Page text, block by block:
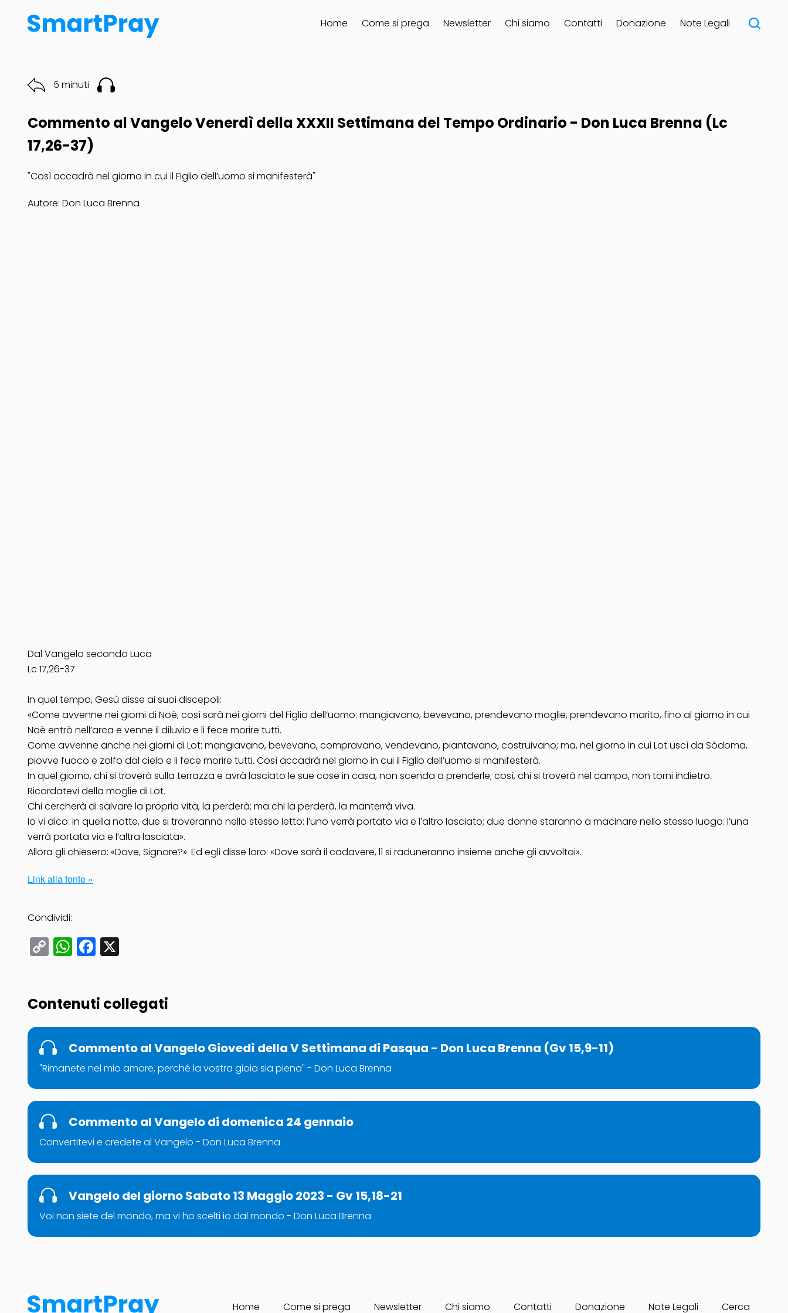
Home Come si prega Newsletter Chi siamo Contatti Donazione Note Legali
5 minuti
Commento al Vangelo Venerdì della XXXII Settimana del Tempo Ordinario - Don Luca Brenna (Lc
17,26-37)
"Così accadrà nel giorno in cui il Figlio dell’uomo si manifesterà"
Autore: Don Luca Brenna
Dal Vangelo secondo Luca
Lc 17,26-37
In quel tempo, Gesù disse ai suoi discepoli:
«Come avvenne nei giorni di Noè, così sarà nei giorni del Figlio dell’uomo: mangiavano, bevevano, prendevano moglie, prendevano marito, fino al giorno in cui
Noè entrò nell’arca e venne il diluvio e li fece morire tutti.
Come avvenne anche nei giorni di Lot: mangiavano, bevevano, compravano, vendevano, piantavano, costruivano; ma, nel giorno in cui Lot uscì da Sòdoma,
piovve fuoco e zolfo dal cielo e li fece morire tutti. Così accadrà nel giorno in cui il Figlio dell’uomo si manifesterà.
In quel giorno, chi si troverà sulla terrazza e avrà lasciato le sue cose in casa, non scenda a prenderle; così, chi si troverà nel campo, non torni indietro.
Ricordatevi della moglie di Lot.
Chi cercherà di salvare la propria vita, la perderà; ma chi la perderà, la manterrà viva.
Io vi dico: in quella notte, due si troveranno nello stesso letto: l’uno verrà portato via e l’altro lasciato; due donne staranno a macinare nello stesso luogo: l’una
verrà portata via e l’altra lasciata».
Allora gli chiesero: «Dove, Signore?». Ed egli disse loro: «Dove sarà il cadavere, lì si raduneranno insieme anche gli avvoltoi».
Link alla fonte »
Condividi:
CopyWhatsApp
Facebook
Contenuti collegati
Commento al Vangelo Giovedì della V Settimana di Pasqua - Don Luca Brenna (Gv 15,9-11)
"Rimanete nel mio amore, perché la vostra gioia sia piena" - Don Luca Brenna
Commento al Vangelo di domenica 24 gennaio
Convertitevi e credete al Vangelo - Don Luca Brenna
Vangelo del giorno Sabato 13 Maggio 2023 - Gv 15,18-21
Voi non siete del mondo, ma vi ho scelti io dal mondo - Don Luca Brenna
Home Come si prega Newsletter Chi siamo Contatti Donazione Note Legali Cerca